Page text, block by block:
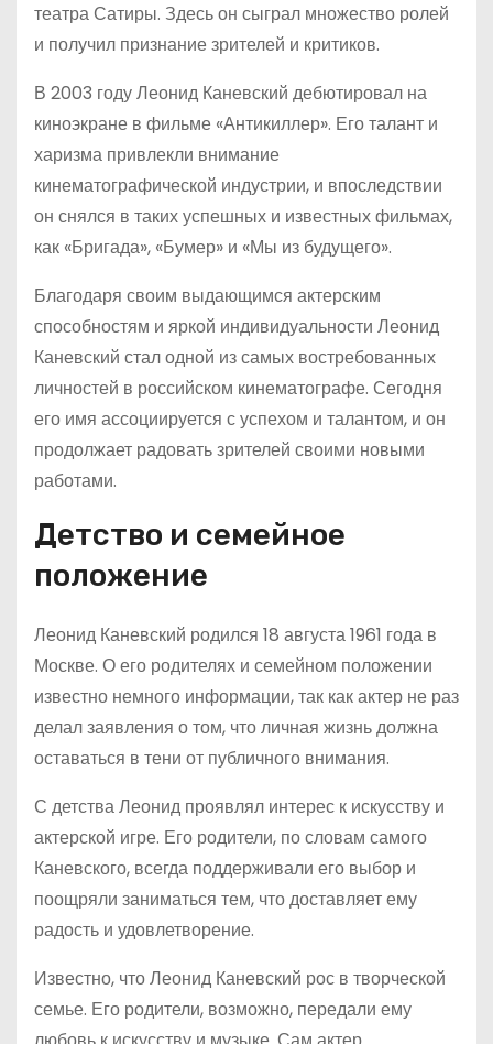
театра Сатиры. Здесь он сыграл множество ролей
и получил признание зрителей и критиков.
В 2003 году Леонид Каневский дебютировал на
киноэкране в фильме «Антикиллер». Его талант и
харизма привлекли внимание
кинематографической индустрии, и впоследствии
он снялся в таких успешных и известных фильмах,
как «Бригада», «Бумер» и «Мы из будущего».
Благодаря своим выдающимся актерским
способностям и яркой индивидуальности Леонид
Каневский стал одной из самых востребованных
личностей в российском кинематографе. Сегодня
его имя ассоциируется с успехом и талантом, и он
продолжает радовать зрителей своими новыми
работами.
Детство и семейное
положение
Леонид Каневский родился 18 августа 1961 года в
Москве. О его родителях и семейном положении
известно немного информации, так как актер не раз
делал заявления о том, что личная жизнь должна
оставаться в тени от публичного внимания.
С детства Леонид проявлял интерес к искусству и
актерской игре. Его родители, по словам самого
Каневского, всегда поддерживали его выбор и
поощряли заниматься тем, что доставляет ему
радость и удовлетворение.
Известно, что Леонид Каневский рос в творческой
семье. Его родители, возможно, передали ему